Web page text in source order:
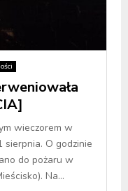
wieczorem w
sierpnia. O godzinie
do pożaru w
Na...